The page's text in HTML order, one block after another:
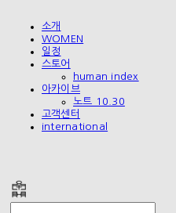
소개
WOMEN
일정
스토어
human index
아카이브
노트 10.30
고객센터
international